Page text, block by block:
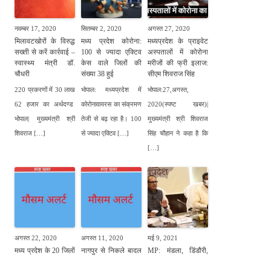
नवम्बर 17, 2020
मिलावटखोरों के विरुद्ध
सख्ती से करें कार्रवाई –
स्वास्थ्य मंत्री डॉ.
चौधरी
220 प्रकरणों में 30 लाख
62 हजार का अर्थदण्ड
भोपाल| मुख्यमंत्री श्री
शिवराज […]
सितम्बर 2, 2020
मध्य प्रदेश कोरोना:
100 से ज्यादा एक्टिव
केस वाले जिलों की
संख्या 38 हुई
भोपाल: मध्यप्रदेश में
कोरोनावायरस का संक्रमण
तेजी से बढ़ रहा है। 100
से ज्यादा एक्टिव […]
अगस्त 27, 2020
मध्यप्रदेश के प्राइवेट
अस्पतालों में कोरोना
मरीजों की फ्री इलाज:
सीएम शिवराज सिंह
भोपाल:27,अगस्त,
2020(स्पष्ट खबर)|
मुख्यमंत्री श्री शिवराज
सिंह चौहान ने कहा है कि
[…]
अगस्त 22, 2020
मध्य प्रदेश के 20 जिलों
अगस्त 11, 2020
नागपुर से निकले बादल
मई 9, 2021
MP: मंडला, डिंडौरी,